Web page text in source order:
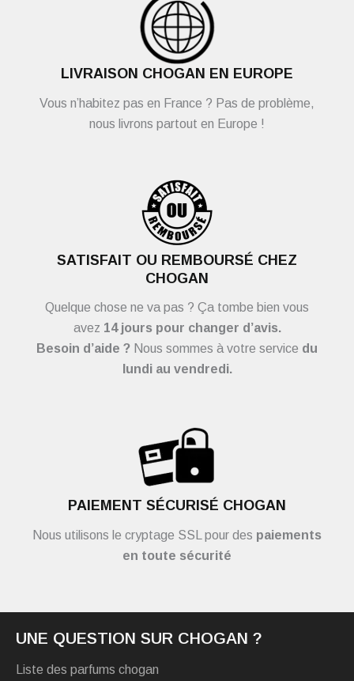
LIVRAISON CHOGAN EN EUROPE
Vous n’habitez pas en France ? Pas de problème,
nous livrons partout en Europe !
SATISFAIT OU REMBOURSÉ CHEZ
CHOGAN
Quelque chose ne va pas ? Ça tombe bien vous
avez 14 jours pour changer d’avis.
Besoin d’aide ? Nous sommes à votre service du
lundi au vendredi.
PAIEMENT SÉCURISÉ CHOGAN
Nous utilisons le cryptage SSL pour des paiements
en toute sécurité
UNE QUESTION SUR CHOGAN ?
Liste des parfums chogan